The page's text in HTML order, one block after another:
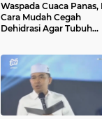
Waspada Cuaca Panas,
Cara Mudah Cegah
Dehidrasi Agar Tubuh